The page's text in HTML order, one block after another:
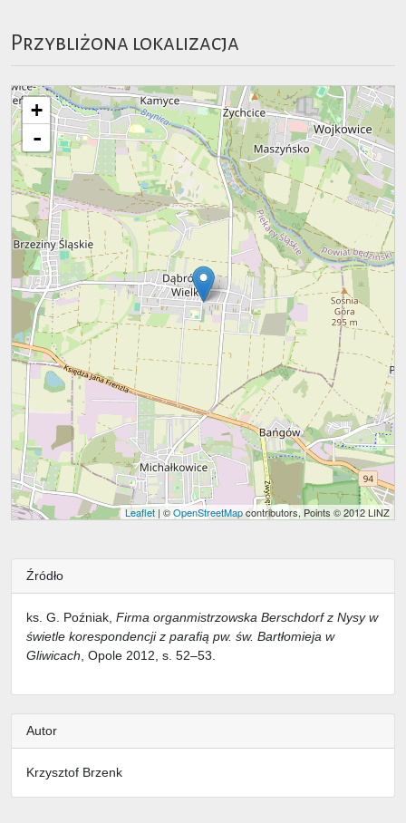
Przybliżona lokalizacja
+
-
Leaflet | ©OpenStreetMapcontributors, Points © 2012 LINZ
Źródło
ks. G. Poźniak, Firma organmistrzowska Berschdorf z Nysy w
świetle korespondencji z parafią pw. św. Bartłomieja w
Gliwicach, Opole 2012, s. 52–53.
Autor
Krzysztof Brzenk